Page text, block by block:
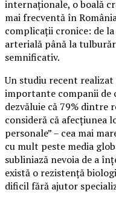
internaționale, o boală
mai frecventă în
complicații cronice: de
arterială până la
semnificativ.
Un studiu recent
importante companii de
dezvăluie că 79% dintre
consideră că afecțiunea
personale” – cea mai
cu mult peste media
subliniază nevoia de a
există o rezistență
dificil fără ajutor